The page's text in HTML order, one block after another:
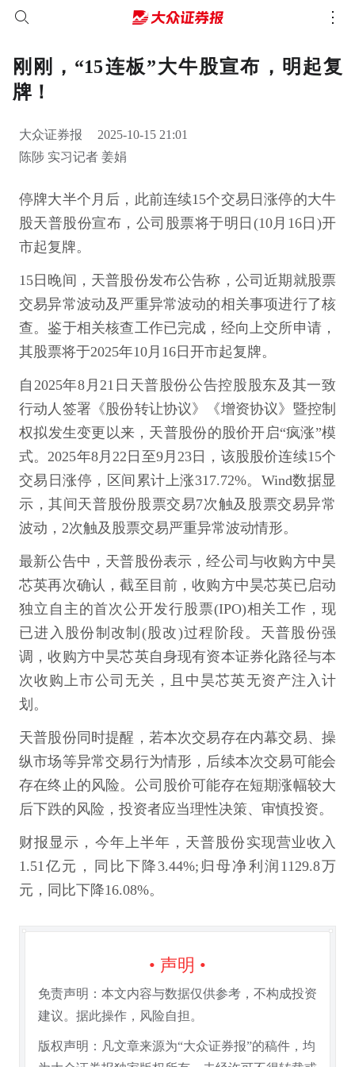
刚刚，“15连板”大牛股宣布，明起复
牌！
大众证券报
2025-10-15 21:01
陈陟 实习记者 姜娟
停牌大半个月后，此前连续15个交易日涨停的大牛
股天普股份宣布，公司股票将于明日(10月16日)开
市起复牌。
15日晚间，天普股份发布公告称，公司近期就股票
交易异常波动及严重异常波动的相关事项进行了核
查。鉴于相关核查工作已完成，经向上交所申请，
其股票将于2025年10月16日开市起复牌。
自2025年8月21日天普股份公告控股股东及其一致
行动人签署《股份转让协议》《增资协议》暨控制
权拟发生变更以来，天普股份的股价开启“疯涨”模
式。2025年8月22日至9月23日，该股股价连续15个
交易日涨停，区间累计上涨317.72%。Wind数据显
示，其间天普股份股票交易7次触及股票交易异常
波动，2次触及股票交易严重异常波动情形。
最新公告中，天普股份表示，经公司与收购方中昊
芯英再次确认，截至目前，收购方中昊芯英已启动
独立自主的首次公开发行股票(IPO)相关工作，现
已进入股份制改制(股改)过程阶段。天普股份强
调，收购方中昊芯英自身现有资本证券化路径与本
次收购上市公司无关，且中昊芯英无资产注入计
划。
天普股份同时提醒，若本次交易存在内幕交易、操
纵市场等异常交易行为情形，后续本次交易可能会
存在终止的风险。公司股价可能存在短期涨幅较大
后下跌的风险，投资者应当理性决策、审慎投资。
财报显示，今年上半年，天普股份实现营业收入
1.51亿元，同比下降3.44%;归母净利润1129.8万
元，同比下降16.08%。
• 声明 •
免责声明：本文内容与数据仅供参考，不构成投资
建议。据此操作，风险自担。
版权声明：凡文章来源为“大众证券报”的稿件，均